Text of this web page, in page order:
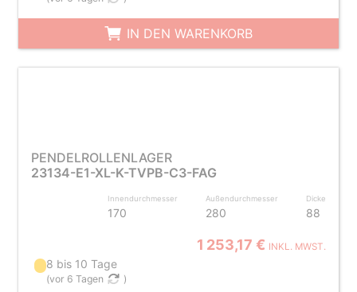
IN DEN WARENKORB
PENDELROLLENLAGER
23134-E1-XL-K-TVPB-C3-FAG
Innendurchmesser
170
Außendurchmesser
280
Dicke
88
1 253,17 € INKL. MWST.
8 bis 10 Tage
(vor 6 Tagen )